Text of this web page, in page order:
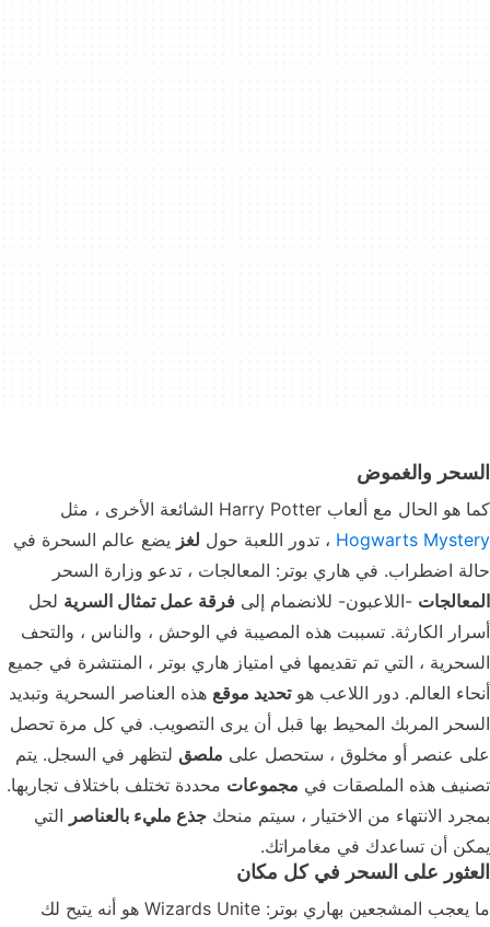
السحر والغموض
كما هو الحال مع ألعاب Harry Potter الشائعة الأخرى ، مثل
Hogwarts Mystery ، تدور اللعبة حول لغز يضع عالم السحرة في
حالة اضطراب. في هاري بوتر: المعالجات ، تدعو وزارة السحر
المعالجات -اللاعبون- للانضمام إلى فرقة عمل تمثال السرية لحل
أسرار الكارثة. تسببت هذه المصيبة في الوحش ، والناس ، والتحف
السحرية ، التي تم تقديمها في امتياز هاري بوتر ، المنتشرة في جميع
أنحاء العالم. دور اللاعب هوتحديد موقع هذه العناصر السحرية وتبديد
السحر المربك المحيط بها قبل أن يرى التصويب. في كل مرة تحصل
على عنصر أو مخلوق ، ستحصل على ملصق لتظهر في السجل. يتم
تصنيف هذه الملصقات في مجموعات محددة تختلف باختلاف تجاربها.
بمجرد الانتهاء من الاختيار ، سيتم منحك جذع مليء بالعناصر التي
يمكن أن تساعدك في مغامراتك.
العثور على السحر في كل مكان
ما يعجب المشجعين بهاري بوتر: Wizards Unite هو أنه يتيح لك